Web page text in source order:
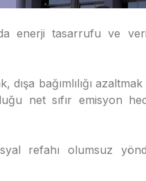
enerji tasarrufu ve
bağımlılığı
net sıfır emisyon
refahı olumsuz